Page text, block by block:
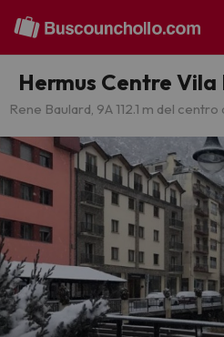
Hermus Centre Vila
Rene Baulard, 9A 112.1 m del